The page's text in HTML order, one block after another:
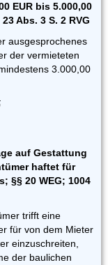
EUR bis 5.000,00
Abs. 3 S. 2 RVG
ausgesprochenes
der vermieteten
3.000,00
auf Gestattung
haftet für
§§ 20 WEG; 1004
trifft eine
für von dem Mieter
einzuschreiten,
der baulichen